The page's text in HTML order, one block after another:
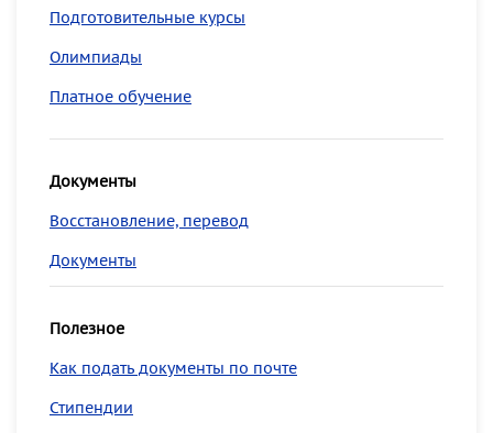
Подготовительные курсы
Олимпиады
Платное обучение
Документы
Восстановление, перевод
Документы
Полезное
Как подать документы по почте
Стипендии